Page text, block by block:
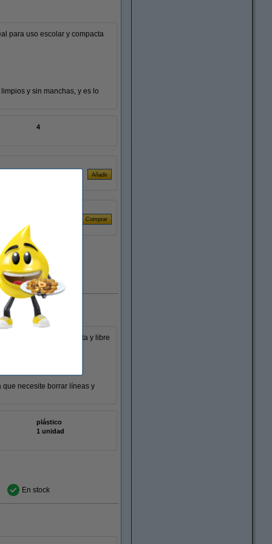
para uso escolar y compacta
y sin manchas, y es lo
4
En stock
con facilidad. Compacta y libre
que necesite borrar líneas y
plástico
1 unidad
En stock